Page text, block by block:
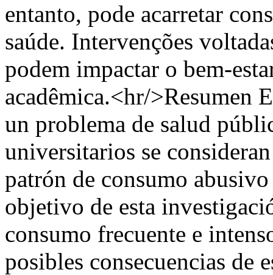
entanto, pode acarretar
saúde. Intervenções
podem impactar o bem-
acadêmica.<hr/>Resumen
un problema de salud
universitarios se
patrón de consumo
objetivo de esta
consumo frecuente e
posibles consecuencias de